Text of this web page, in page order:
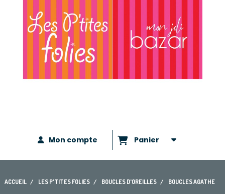
Mon compte Panier
ACCUEIL LES P'TITES FOLIES BOUCLES D'OREILLES BOUCLES AGATHE